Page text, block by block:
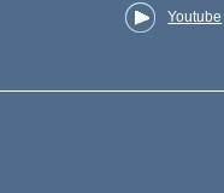
Youtube